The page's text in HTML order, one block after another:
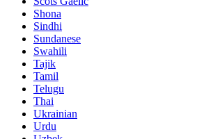
Shona
Sindhi
Sundanese
Swahili
Tajik
Tamil
Telugu
Thai
Ukrainian
Urdu